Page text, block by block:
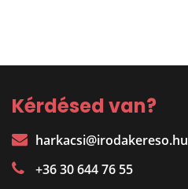
Kérdésed van?
harkacsi@irodakereso.hu
+36 30 644 76 55